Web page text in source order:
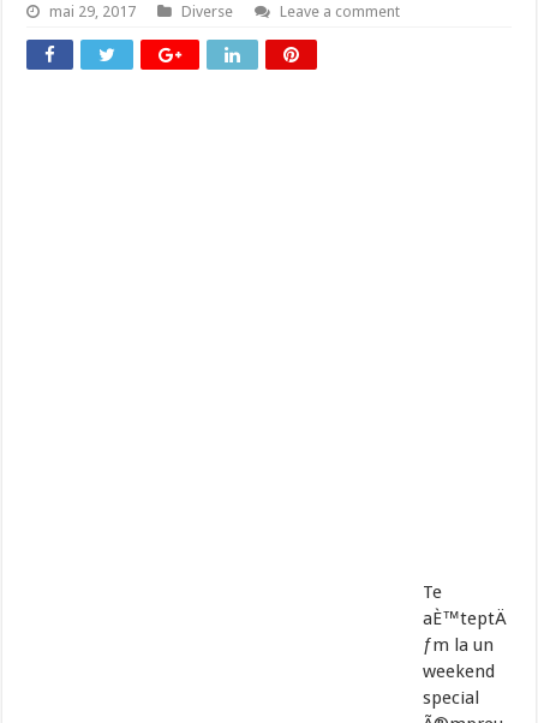
mai 29, 2017 Diverse Leave a comment
Te
aÈ™teptÄ
ƒm la un
weekend
special